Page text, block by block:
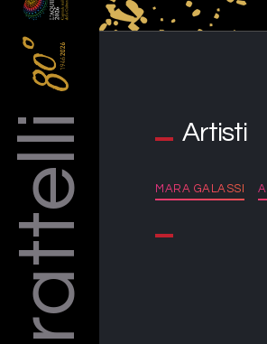
Barattelli Artisti
MARA GALASSI